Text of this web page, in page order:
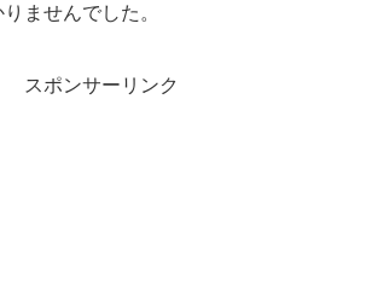
ませんでした。
スポンサーリンク